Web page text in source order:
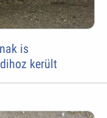
is
került